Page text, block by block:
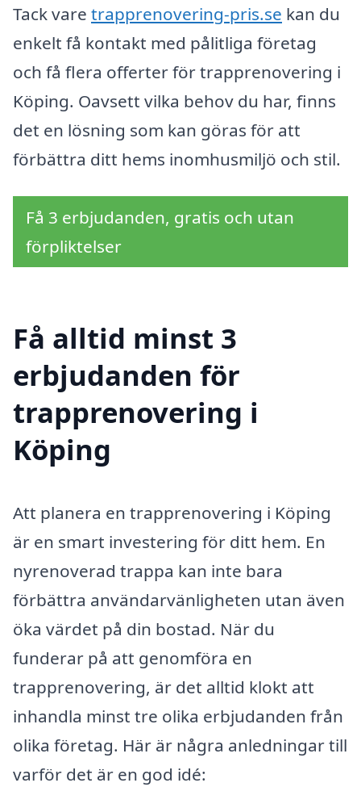
Tack vare trapprenovering-pris.se kan du
enkelt få kontakt med pålitliga företag
och få flera offerter för trapprenovering i
Köping. Oavsett vilka behov du har, finns
det en lösning som kan göras för att
förbättra ditt hems inomhusmiljö och stil.
Få 3 erbjudanden, gratis och utan
förpliktelser
Få alltid minst 3
erbjudanden för
trapprenovering i
Köping
Att planera en trapprenovering i Köping
är en smart investering för ditt hem. En
nyrenoverad trappa kan inte bara
förbättra användarvänligheten utan även
öka värdet på din bostad. När du
funderar på att genomföra en
trapprenovering, är det alltid klokt att
inhandla minst tre olika erbjudanden från
olika företag. Här är några anledningar till
varför det är en god idé: